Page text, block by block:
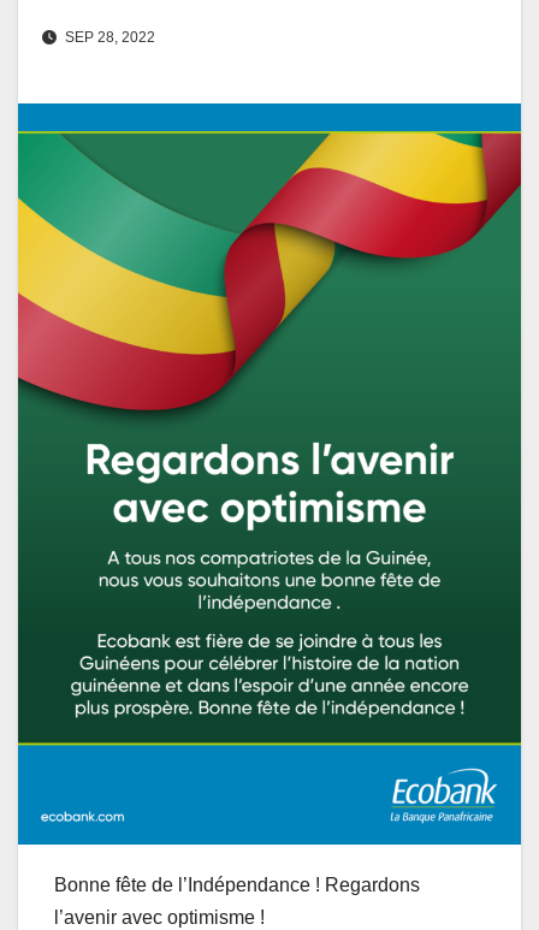
SEP 28, 2022
Bonne fête de l’Indépendance ! Regardons
l’avenir avec optimisme !